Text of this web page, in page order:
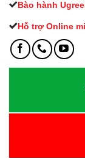
Bào hành
Hỗ trợ Online